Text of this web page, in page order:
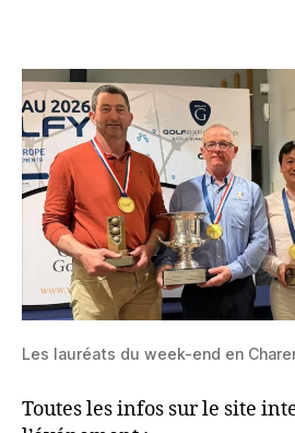
Les lauréats du week-end en
Toutes les infos sur le site